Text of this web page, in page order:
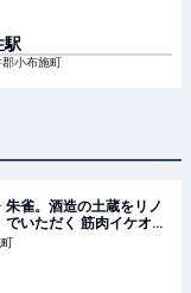
駅
小布施町
雀。酒造の土蔵をリノ
いただく 筋肉イケオジ
施堂｜連載｜婦人公